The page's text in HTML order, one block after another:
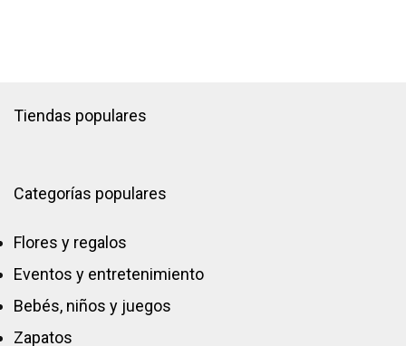
Tiendas populares
Categorías populares
Flores y regalos
Eventos y entretenimiento
Bebés, niños y juegos
Zapatos